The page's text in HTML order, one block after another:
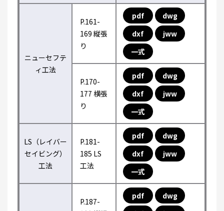
ニューセフテ
ィ工法
P.161-
169 縦張
り
pdf
dwg
dxf
jww
一式
P.170-
177 横張
り
pdf
dwg
dxf
jww
一式
LS（レイバー
セイビング）
工法
P.181-
185 LS
工法
pdf
dwg
dxf
jww
一式
P.187-
pdf
dwg